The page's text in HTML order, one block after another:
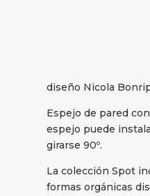
diseño Nicola
Espejo de pared
espejo puede
girarse 90º.
La colección Spot
formas orgánicas